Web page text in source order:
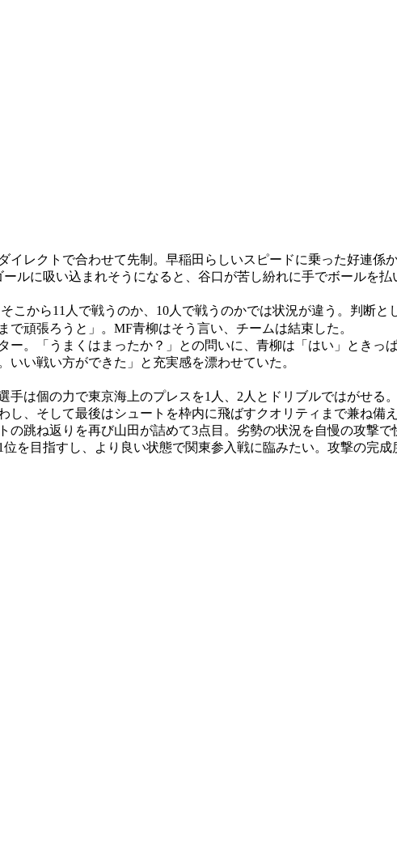
レクトで合わせて先制。早稲田らしいスピードに乗った好連係
ルに吸い込まれそうになると、谷口が苦し紛れに手でボールを
こから11人で戦うのか、10人で戦うのかでは状況が違う。判断
頑張ろうと」。MF青柳はそう言い、チームは結束した。
。「うまくはまったか？」との問いに、青柳は「はい」ときっ
い戦い方ができた」と充実感を漂わせていた。
は個の力で東京海上のプレスを1人、2人とドリブルではがせる
、そして最後はシュートを枠内に飛ばすクオリティまで兼ね備
跳ね返りを再び山田が詰めて3点目。劣勢の状況を自慢の攻撃で
を目指すし、より良い状態で関東参入戦に臨みたい。攻撃の完